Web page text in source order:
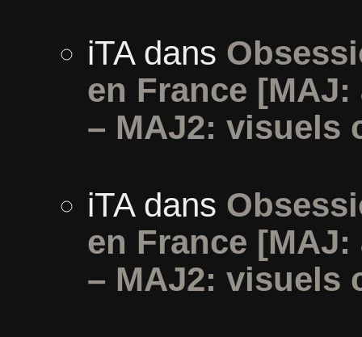
iTAdans
en France
– MAJ2: visuels
iTAdans
en France
– MAJ2: visuels